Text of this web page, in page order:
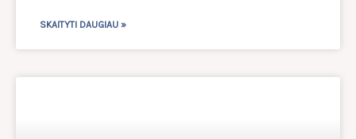
SKAITYTI DAUGIAU »